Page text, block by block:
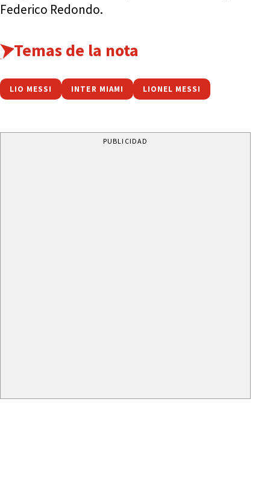
Federico Redondo.
Temas de la nota
LIO MESSI INTER MIAMI LIONEL MESSI
PUBLICIDAD